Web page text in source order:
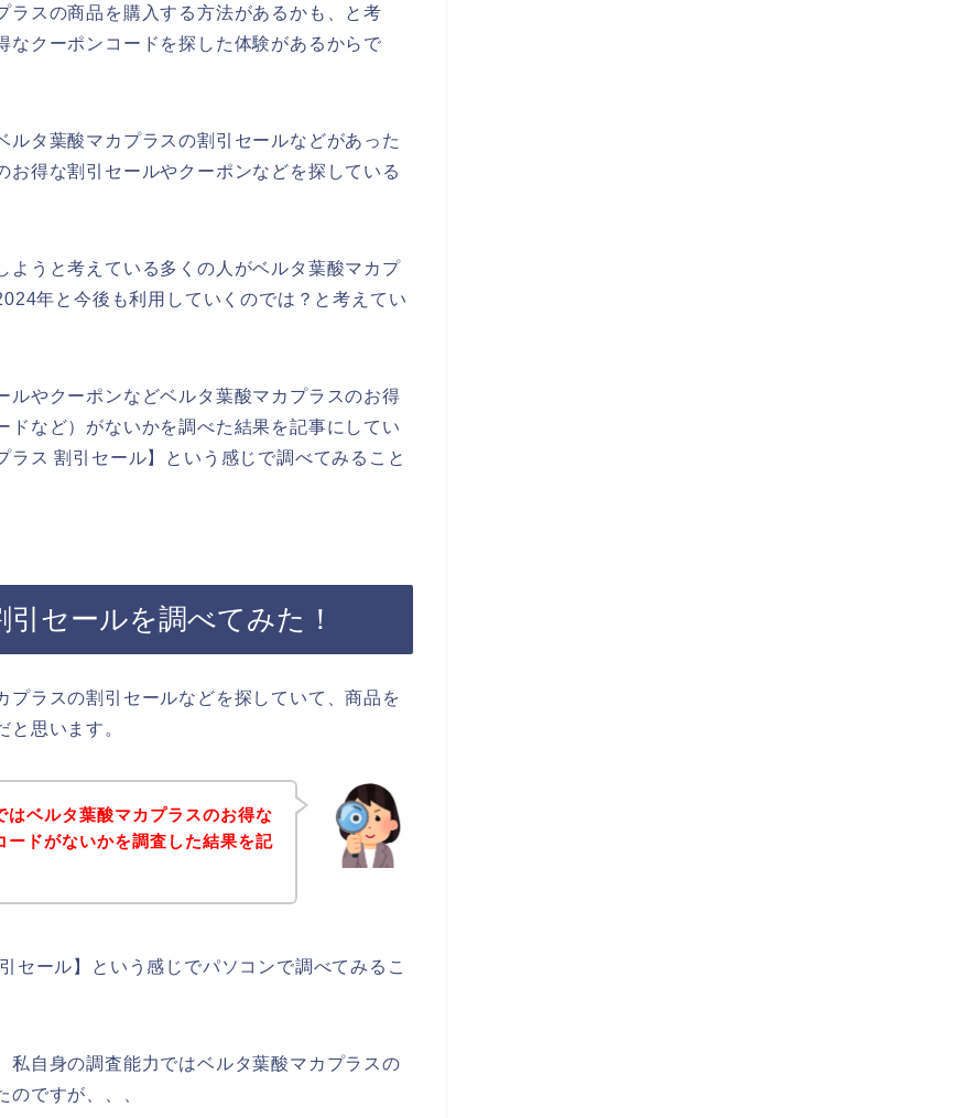
ラスの商品を購入する方法があるかも、と考
なクーポンコードを探した体験があるからで
タ葉酸マカプラスの割引セールなどがあった
得な割引セールやクーポンなどを探している
ようと考えている多くの人がベルタ葉酸マカプ
年と今後も利用していくのでは？と考えてい
ルやクーポンなどベルタ葉酸マカプラスのお得
など）がないかを調べた結果を記事にしてい
ス 割引セール】という感じで調べてみること
セールを調べてみた！
プラスの割引セールなどを探していて、商品を
思います。
はベルタ葉酸マカプラスのお得な
ードがないかを調査した結果を記
セール】という感じでパソコンで調べてみるこ
私自身の調査能力ではベルタ葉酸マカプラスの
ですが、、、